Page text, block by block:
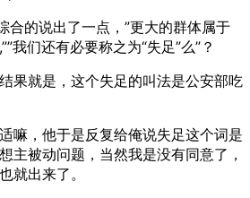
合的说出了一点，”更大的群体属于
我们还有必要称之为“失足”么”？
果就是，这个失足的叫法是公安部吃
嘛，他于是反复给俺说失足这个词是
主被动问题，当然我是没有同意了，
就出来了。